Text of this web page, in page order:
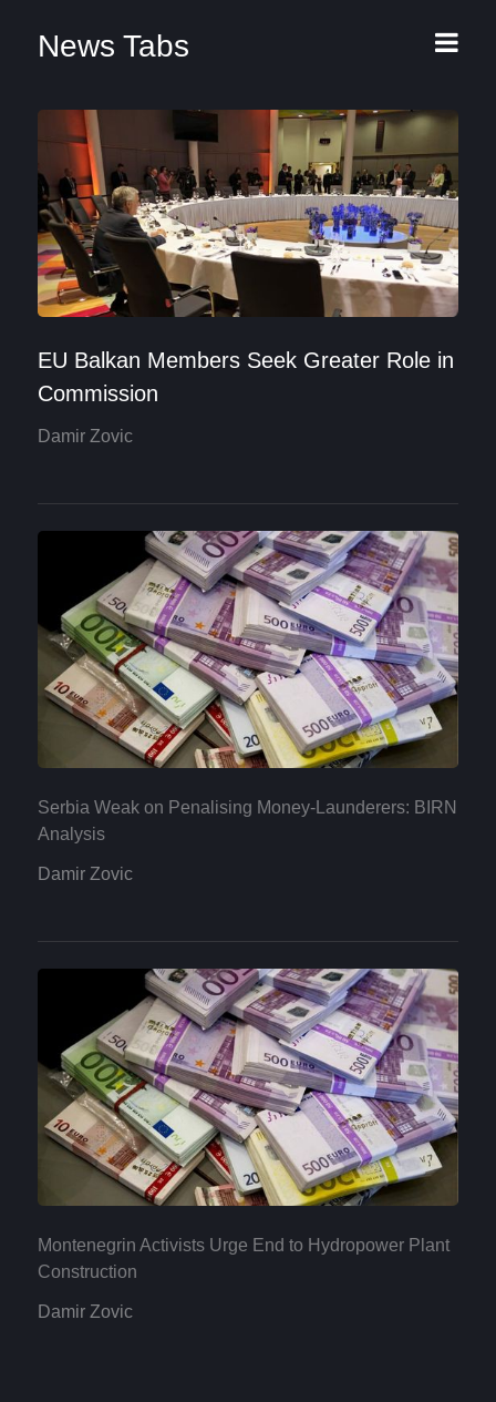
News Tabs
EU Balkan Members Seek Greater Role in
Commission
Damir Zovic
Serbia Weak on Penalising Money-Launderers: BIRN
Analysis
Damir Zovic
Montenegrin Activists Urge End to Hydropower Plant
Construction
Damir Zovic